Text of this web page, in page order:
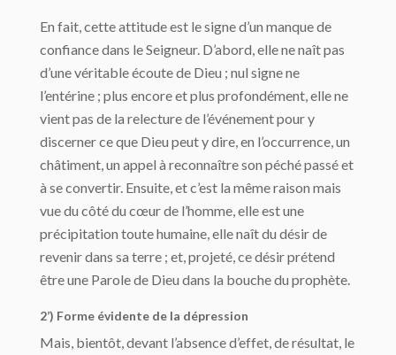
En fait, cette attitude est le signe d’un manque de
confiance dans le Seigneur. D’abord, elle ne naît pas
d’une véritable écoute de Dieu ; nul signe ne
l’entérine ; plus encore et plus profondément, elle ne
vient pas de la relecture de l’événement pour y
discerner ce que Dieu peut y dire, en l’occurrence, un
châtiment, un appel à reconnaître son péché passé et
à se convertir. Ensuite, et c’est la même raison mais
vue du côté du cœur de l’homme, elle est une
précipitation toute humaine, elle naît du désir de
revenir dans sa terre ; et, projeté, ce désir prétend
être une Parole de Dieu dans la bouche du prophète.
2’) Forme évidente de la dépression
Mais, bientôt, devant l’absence d’effet, de résultat, le